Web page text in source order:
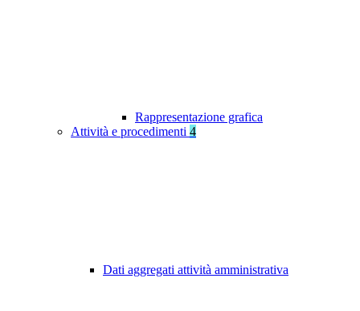
Rappresentazione grafica
Attività e procedimenti 4
Dati aggregati attività amministrativa